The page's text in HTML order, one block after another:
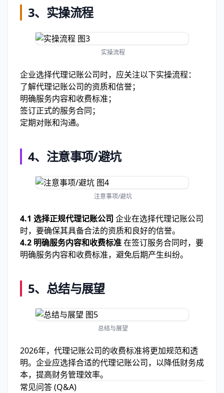
3、实操流程
实操流程
企业选择代理记账公司时，应关注以下实操流程：
了解代理记账公司的资质和信誉；
明确服务内容和收费标准；
签订正式的服务合同；
定期对账和沟通。
4、注意事项/避坑
注意事项/避坑
4.1 选择正规代理记账公司 企业在选择代理记账公司
时，要确保其具备合法的资质和良好的信誉。
4.2 明确服务内容和收费标准在签订服务合同时，要
明确服务内容和收费标准，避免后期产生纠纷。
5、总结与展望
总结与展望
2026年，代理记账公司的收费标准将更加规范和透
明。企业应选择合适的代理记账公司，以降低财务成
本，提高财务管理效率。
常见问答 (Q&A)